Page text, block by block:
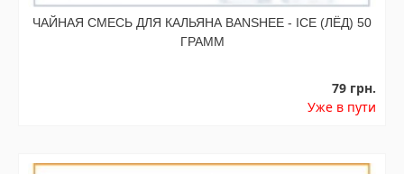
ЧАЙНАЯ СМЕСЬ ДЛЯ КАЛЬЯНА BANSHEE - ICE (ЛЁД) 50
ГРАММ
79 грн.
Уже в пути